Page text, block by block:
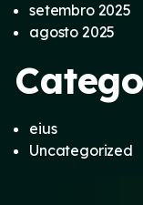
setembro 2025
agosto 2025
eius
Uncategorized